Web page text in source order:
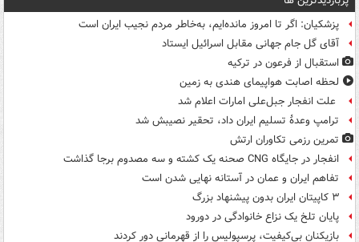
پزشکیان: اگر تا امروز مانده‌ایم، به‌خاطر مردم نجیب ایران است
آقای گل جام جهانی مقابل اسرائیل ایستاد
استقبال از فرعون در ترکیه
لحظه اصابت هواپیمای هندی به زمین
علت انفجار جبل‌علی امارات اعلام شد
ترامپ وعدۀ تسلیم ایران داد، تحقیر نصیبش شد
تمرین رزمی تکاوران ارتش
انفجار در جایگاه CNG صحنه یک کشته و سه مصدوم برجا گذاشت
تفاهم ایران و عمان در آستانه نهایی شدن است
۳ کاپیتان ایران بدون پیشنهاد بزرگ
پایان تلخ یک نزاع خانوادگی در دورود
بازیکنان بی‌کیفیت، پرسپولیس را از قهرمانی دور کردند